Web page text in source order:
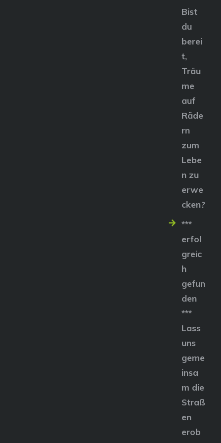
Bist
du
berei
t,
Träu
me
auf
Räde
rn
zum
Lebe
n zu
erwe
cken?
***
erfol
greic
h
gefun
den
***
Lass
uns
geme
insa
m die
Straß
en
erob